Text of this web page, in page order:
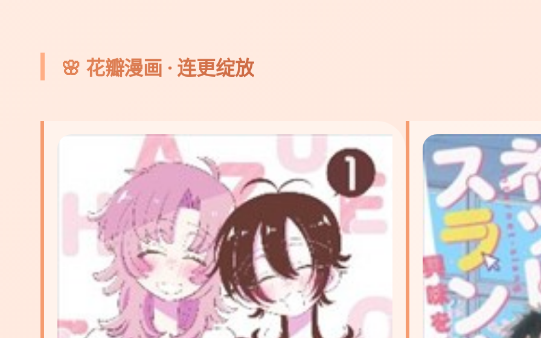
🌸 花瓣漫画 · 连更绽放